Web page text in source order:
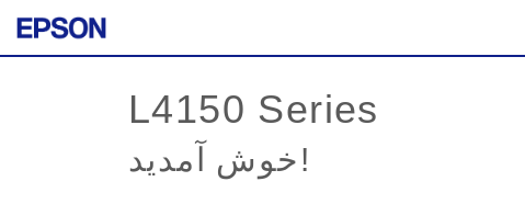
خوش آمدید!